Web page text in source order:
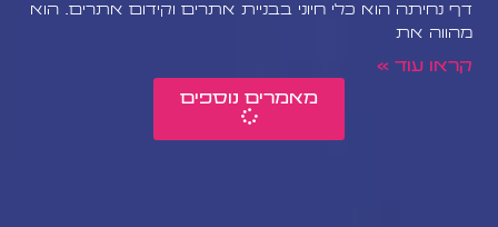
דף נחיתה הוא כלי חיוני בבניית אתרים וקידום אתרים. הוא
מהווה את
קראו עוד »
מאמרים נוספים